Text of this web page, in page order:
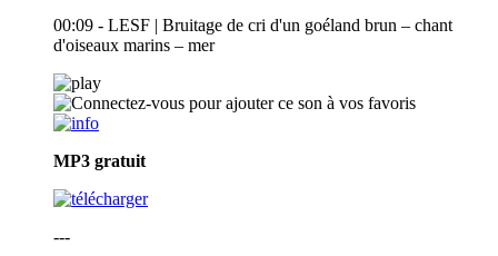
00:09 - LESF | Bruitage de cri d'un goéland brun – chant
d'oiseaux marins – mer
MP3 gratuit
---